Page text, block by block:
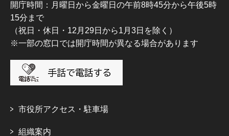
開庁時間：月曜日から金曜日の午前8時45分から午後5時
15分まで
（祝日・休日・12月29日から1月3日を除く）
※一部の窓口では開庁時間が異なる場合があります
市役所アクセス・駐車場
組織案内